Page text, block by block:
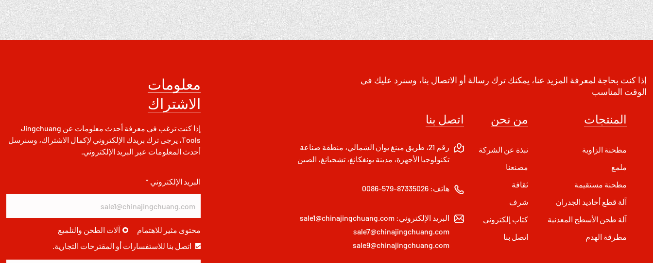
إذا كنت بحاجة لمعرفة المزيد عنا، يمكنك ترك رسالة أو الاتصال بنا، وسنرد عليك في
الوقت المناسب
المنتجات
مطحنة الزاوية
ملمع
مطحنة مستقيمة
آلة قطع أخاديد الجدران
آلة طحن الأسطح المعدنية
مطرقة الهدم
من نحن
نبذة عن الشركة
مصنعنا
ثقافة
شرف
كتاب إلكتروني
اتصل بنا
اتصل بنا
رقم 21، طريق مينغ يوان الشمالي، منطقة صناعة
تكنولوجيا الأجهزة، مدينة يونغكانغ، تشجيانغ، الصين
هاتف:0086-579-87335026
البريد الإلكتروني:sale1@chinajingchuang.com
sale7@chinajingchuang.com
sale9@chinajingchuang.com
معلومات
الاشتراك
إذا كنت ترغب في معرفة أحدث معلومات عن Jingchuang
Tools، يرجى ترك بريدك الإلكتروني لإكمال الاشتراك، وسنرسل
أحدث المعلومات عبر البريد الإلكتروني.
البريد الإلكتروني *
محتوى مثير للاهتمام
آلات الطحن والتلميع
اتصل بنا للاستفسارات أو المقترحات التجارية.